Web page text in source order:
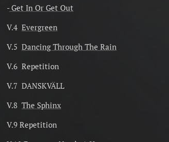
-Get In Or Get Out
V.4 Evergreen
V.5 Dancing Through The Rain
V.6 Repetition
V.7 DANSKVÄLL
V.8 The Sphinx
V.9 Repetition